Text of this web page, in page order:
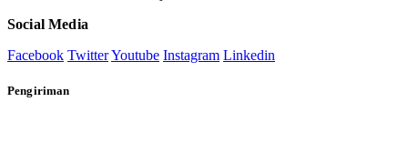
Social Media
Facebook TwitterYoutube Instagram Linkedin
Pengiriman